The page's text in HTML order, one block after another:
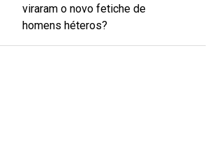
viraram o novo fetiche de
homens héteros?